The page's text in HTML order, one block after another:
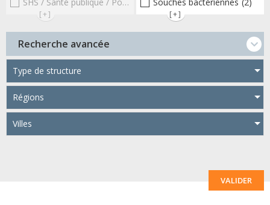
[+] [+]
Recherche avancée
Type de structure
Régions
Villes
VALIDER